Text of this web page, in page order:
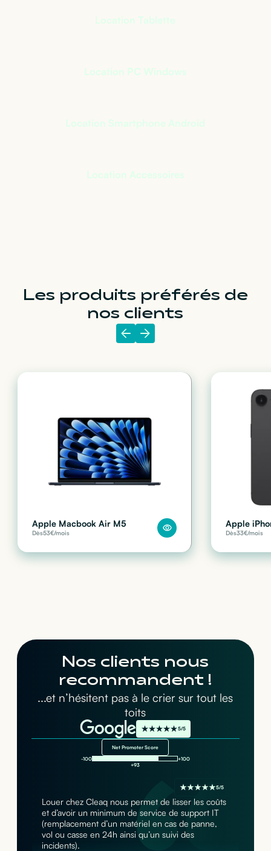
Location Tablette
Location PC Windows
Location Smartphone Android
Location Accessoires
Les produits préférés de
nos clients
Apple Macbook Air M5
Dès53€/mois
Apple
Dès33€/mois
Nos clients nous
recommandent !
...et n’hésitent pas à le crier sur tout les
toits
5/5
Net Promoter Score
-100
+100
+93
5/5
Louer chez Cleaq nous permet de lisser les coûts
et d’avoir un minimum de service de support IT
(remplacement d’un matériel en cas de panne,
vol ou casse en 24h ainsi qu’un suivi des
incidents).